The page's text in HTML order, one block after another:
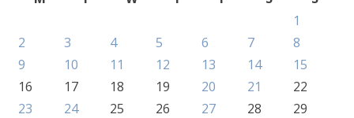
1
2
3 4 5 6 7
8
9
10 11 12 13 14
15
16
17 18 19 20 21
22
23
24 25 26 27 28
29